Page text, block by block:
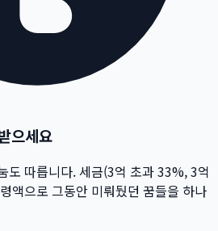
으세요
도 따릅니다. 세금(3억 초과 33%, 3억
액으로 그동안 미뤄뒀던 꿈들을 하나